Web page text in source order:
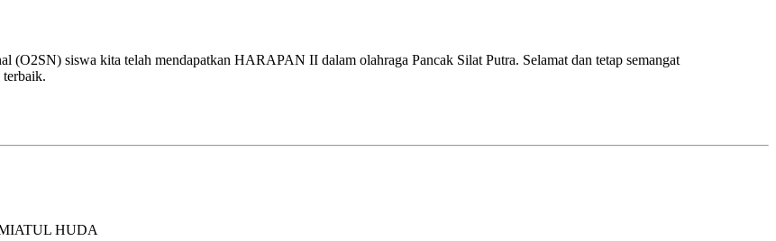
(O2SN) siswa kita telah mendapatkan HARAPAN II dalam olahraga Pancak Silat Putra. Selamat dan tetap semangat
terbaik.
HUDA